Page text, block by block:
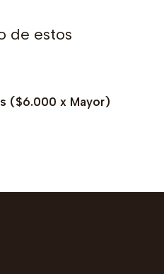
de estos
($6.000 x Mayor)